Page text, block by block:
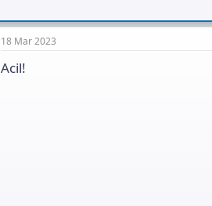
18 Mar 2023
Acil!